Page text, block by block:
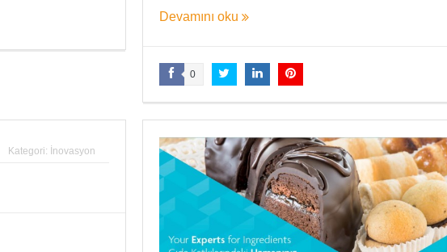
Devamını oku
0
Kategori: İnovasyon
Yaman Çelişki